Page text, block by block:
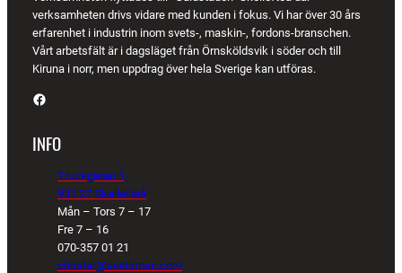
verksamheten drivs vidare med kunden i fokus. Vi har över 30 års
erfarenhet i industrin inom svets-, maskin-, fordons-branschen.
Vårt arbetsfält är i dagsläget från Örnsköldsvik i söder och till
Kiruna i norr, men uppdrag över hela Sverige kan utföras.
Facebook
INFO
Truckgatan 1,
931 27 Skellefteå
Mån – Tors 7 – 17
Fre 7 – 16
070-357 01 21
christer@svetsman.com